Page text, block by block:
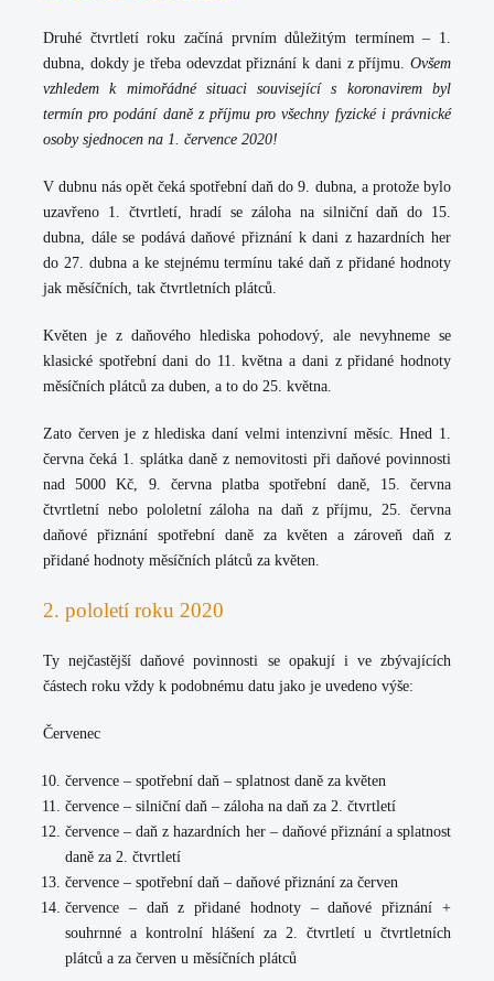
Druhé čtvrtletí roku začíná prvním důležitým termínem – 1.
dubna, dokdy je třeba odevzdat přiznání k dani z příjmu. Ovšem
vzhledem k mimořádné situaci související s koronavirem byl
termín pro podání daně z příjmu pro všechny fyzické i právnické
osoby sjednocen na 1. července 2020!
V dubnu nás opět čeká spotřební daň do 9. dubna, a protože bylo
uzavřeno 1. čtvrtletí, hradí se záloha na silniční daň do 15.
dubna, dále se podává daňové přiznání k dani z hazardních her
do 27. dubna a ke stejnému termínu také daň z přidané hodnoty
jak měsíčních, tak čtvrtletních plátců.
Květen je z daňového hlediska pohodový, ale nevyhneme se
klasické spotřební dani do 11. května a dani z přidané hodnoty
měsíčních plátců za duben, a to do 25. května.
Zato červen je z hlediska daní velmi intenzivní měsíc. Hned 1.
června čeká 1. splátka daně z nemovitosti při daňové povinnosti
nad 5000 Kč, 9. června platba spotřební daně, 15. června
čtvrtletní nebo pololetní záloha na daň z příjmu, 25. června
daňové přiznání spotřební daně za květen a zároveň daň z
přidané hodnoty měsíčních plátců za květen.
2. pololetí roku 2020
Ty nejčastější daňové povinnosti se opakují i ve zbývajících
částech roku vždy k podobnému datu jako je uvedeno výše:
Červenec
července – spotřební daň – splatnost daně za květen
července – silniční daň – záloha na daň za 2. čtvrtletí
července – daň z hazardních her – daňové přiznání a splatnost
daně za 2. čtvrtletí
července – spotřební daň – daňové přiznání za červen
července – daň z přidané hodnoty – daňové přiznání +
souhrnné a kontrolní hlášení za 2. čtvrtletí u čtvrtletních
plátců a za červen u měsíčních plátců